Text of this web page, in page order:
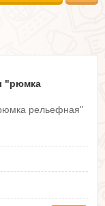
"рюмка
рельефная"